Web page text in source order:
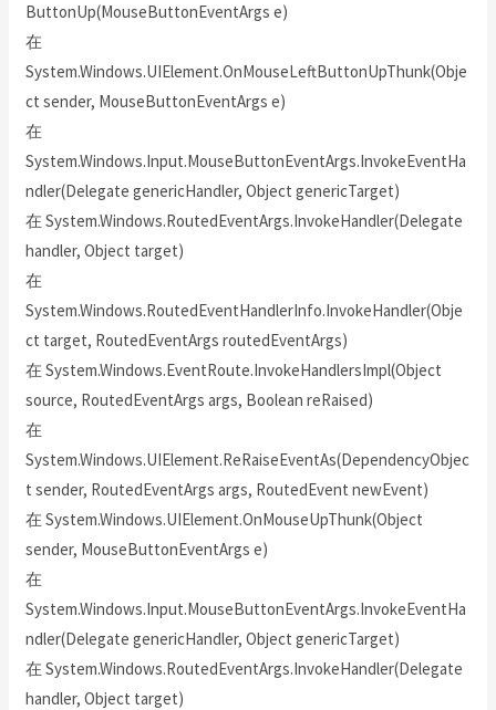
ButtonUp(MouseButtonEventArgs e)
在
System.Windows.UIElement.OnMouseLeftButtonUpThunk(Obje
ct sender, MouseButtonEventArgs e)
在
System.Windows.Input.MouseButtonEventArgs.InvokeEventHa
ndler(Delegate genericHandler, Object genericTarget)
在 System.Windows.RoutedEventArgs.InvokeHandler(Delegate
handler, Object target)
在
System.Windows.RoutedEventHandlerInfo.InvokeHandler(Obje
ct target, RoutedEventArgs routedEventArgs)
在 System.Windows.EventRoute.InvokeHandlersImpl(Object
source, RoutedEventArgs args, Boolean reRaised)
在
System.Windows.UIElement.ReRaiseEventAs(DependencyObjec
t sender, RoutedEventArgs args, RoutedEvent newEvent)
在 System.Windows.UIElement.OnMouseUpThunk(Object
sender, MouseButtonEventArgs e)
在
System.Windows.Input.MouseButtonEventArgs.InvokeEventHa
ndler(Delegate genericHandler, Object genericTarget)
在 System.Windows.RoutedEventArgs.InvokeHandler(Delegate
handler, Object target)